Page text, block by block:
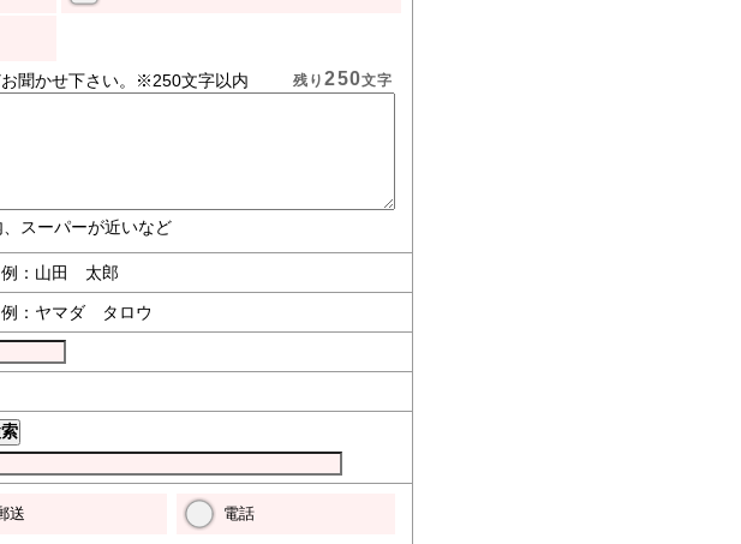
聞かせ下さい。※250文字以内
スーパーが近いなど
残り250文字
例：山田 太郎
例：ヤマダ タロウ
送 電話